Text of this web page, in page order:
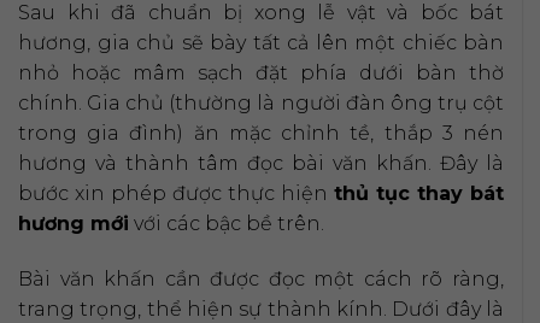
Sau khi đã chuẩn bị xong lễ vật và bốc bát
hương, gia chủ sẽ bày tất cả lên một chiếc bàn
nhỏ hoặc mâm sạch đặt phía dưới bàn thờ
chính. Gia chủ (thường là người đàn ông trụ cột
trong gia đình) ăn mặc chỉnh tề, thắp 3 nén
hương và thành tâm đọc bài văn khấn. Đây là
bước xin phép được thực hiện thủ tục thay bát
hương mới với các bậc bề trên.
Bài văn khấn cần được đọc một cách rõ ràng,
trang trọng, thể hiện sự thành kính. Dưới đây là